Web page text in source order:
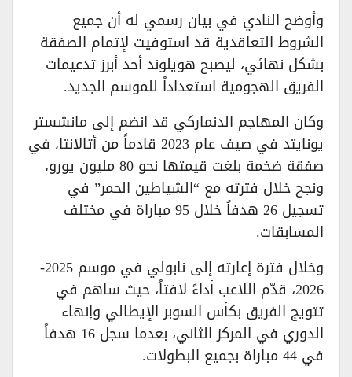
وأوضح النادي في بيان رسمي له أن جميع
الشروط التعاقدية قد استوفيت لإتمام الصفقة
بشكل نهائي، ليصبح هويلوند أحد أبرز تدعيمات
الفريق الهجومية استعداداً للموسم الجديد.
وكان المهاجم الدنماركي قد انضم إلى مانشستر
يونايتد في صيف عام 2023 قادماً من أتالانتا، في
صفقة ضخمة بلغت قيمتها نحو 80 مليون يورو،
ونجح خلال فترته مع “الشياطين الحمر” في
تسجيل 26 هدفاُ خلال 95 مباراة في مختلف
المسابقات.
وخلال فترة إعارته إلى نابولي في موسم 2025-
2026، قدّم اللاعب أداءً لافتاً، حيث ساهم في
تتويج الفريق بكأس السوبر الإيطالي وإنهاء
الدوري في المركز الثاني، بعدما سجل 16 هدفاً
في 44 مباراة بجميع البطولات.